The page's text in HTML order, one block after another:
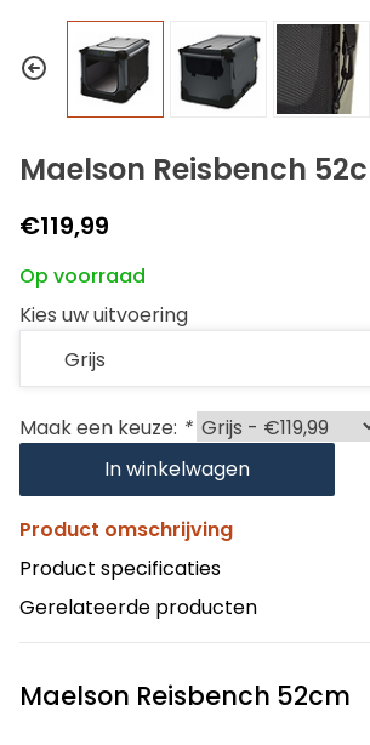
Maelson Reisbench
€119,99
Op voorraad
Kies uw uitvoering
Maak een keuze: *
In winkelwagen
Product omschrijving
Product specificaties
Gerelateerde producten
Maelson Reisbench 52cm